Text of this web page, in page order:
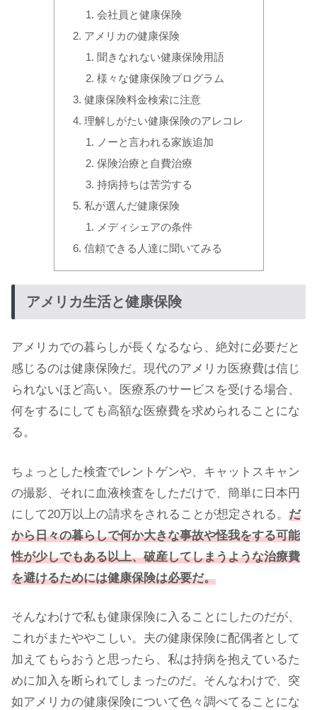
会社員と健康保険
アメリカの健康保険
聞きなれない健康保険用語
様々な健康保険プログラム
健康保険料金検索に注意
理解しがたい健康保険のアレコレ
ノーと言われる家族追加
保険治療と自費治療
持病持ちは苦労する
私が選んだ健康保険
メディシェアの条件
信頼できる人達に聞いてみる
アメリカ生活と健康保険
アメリカでの暮らしが長くなるなら、絶対に必要だと
感じるのは健康保険だ。現代のアメリカ医療費は信じ
られないほど高い。医療系のサービスを受ける場合、
何をするにしても高額な医療費を求められることにな
る。
ちょっとした検査でレントゲンや、キャットスキャン
の撮影、それに血液検査をしただけで、簡単に日本円
にして20万以上の請求をされることが想定される。 だ
から日々の暮らしで何か大きな事故や怪我をする可能
性が少しでもある以上、破産してしまうような治療費
を避けるためには健康保険は必要だ。
そんなわけで私も健康保険に入ることにしたのだが、
これがまたややこしい。夫の健康保険に配偶者として
加えてもらおうと思ったら、私は持病を抱えているた
めに加入を断られてしまったのだ。そんなわけで、突
如アメリカの健康保険について色々調べてることにな